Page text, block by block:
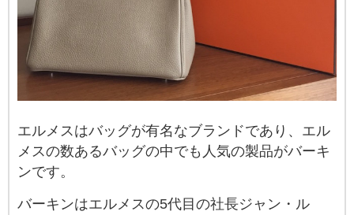
エルメスはバッグが有名なブランドであり、エル
メスの数あるバッグの中でも人気の製品がバーキ
ンです。
バーキンはエルメスの5代目の社長ジャン・ル